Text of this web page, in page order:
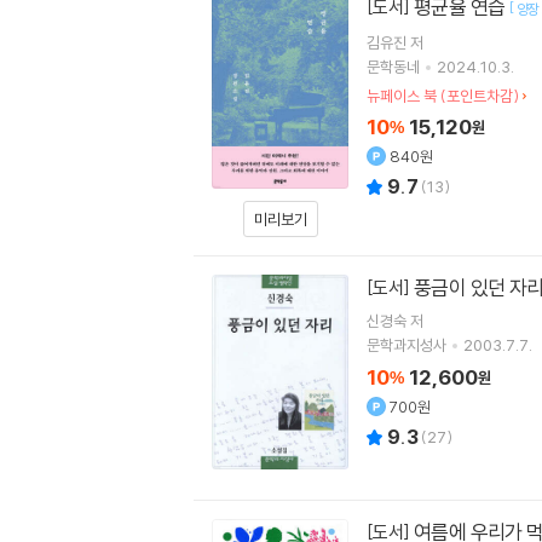
미리보기
[도서] 평균율 연습 [ 양장
김유진 저
문학동네
2024.10.3.
뉴페이스 북 (포인트차감)
10% 15,120원
840원
9.7 (13)
[도서] 풍금이 있던 자리
신경숙저
문학과지성사
2003.7.7.
10% 12,600원
700원
9.3(27)
[도서] 여름에 우리가